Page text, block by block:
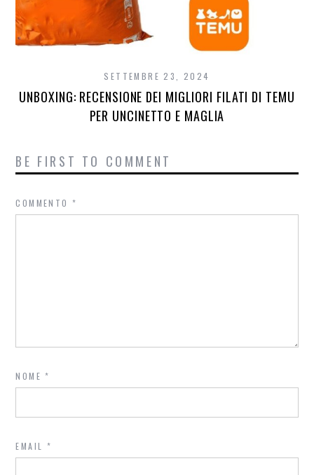
SETTEMBRE 23, 2024
UNBOXING: RECENSIONE DEI MIGLIORI FILATI DI TEMU
PER UNCINETTO E MAGLIA
BE FIRST TO COMMENT
COMMENTO*
NOME*
EMAIL *